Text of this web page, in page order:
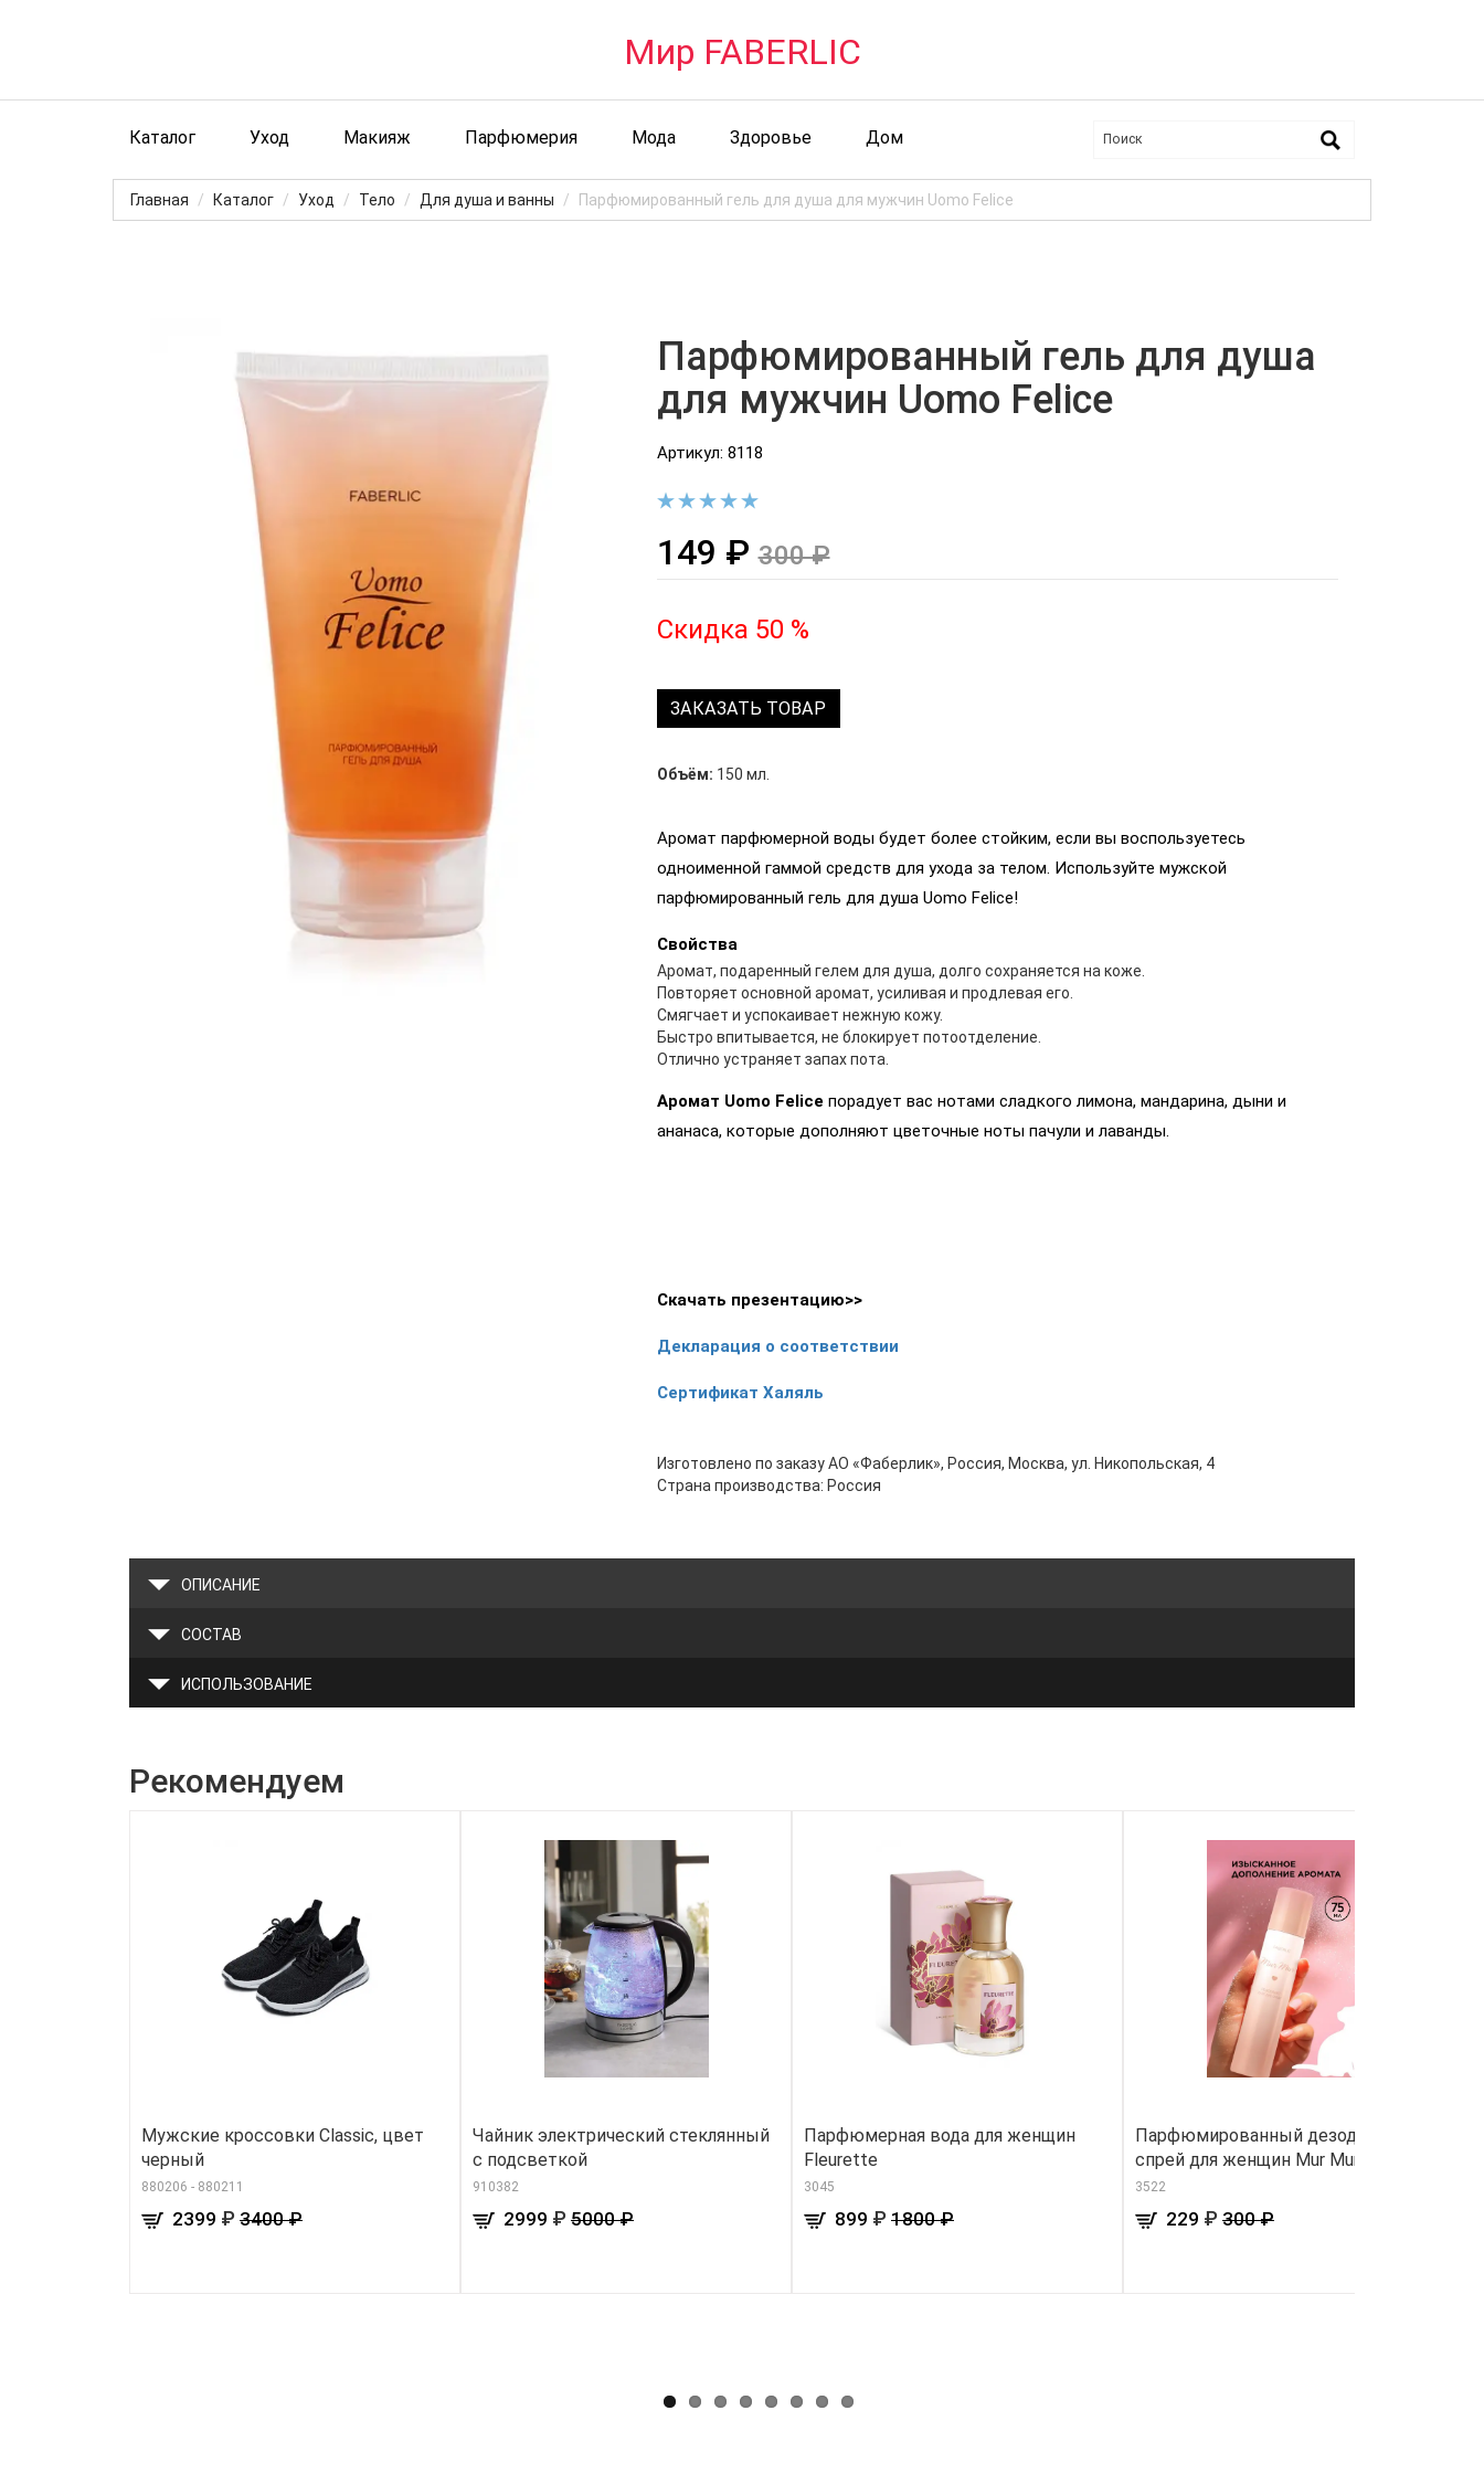
Мир FABERLIC
Каталог Уход Макияж Парфюмерия Мода Здоровье Дом
Главная Каталог Уход Тело Для душа и ванны Парфюмированный гель для душа для мужчин Uomo Felice
Парфюмированный гель для душа
для мужчин Uomo Felice
Артикул: 8118
149 ₽300 ₽
Скидка 50 %
ЗАКАЗАТЬ ТОВАР
Объём: 150 мл.
Аромат парфюмерной воды будет более стойким, если вы воспользуетесь
одноименной гаммой средств для ухода за телом. Используйте мужской
парфюмированный гель для душа Uomo Felice!
Свойства
Аромат, подаренный гелем для душа, долго сохраняется на коже.
Повторяет основной аромат, усиливая и продлевая его.
Смягчает и успокаивает нежную кожу.
Быстро впитывается, не блокирует потоотделение.
Отлично устраняет запах пота.
Аромат Uomo Felice порадует вас нотами сладкого лимона, мандарина, дыни и
ананаса, которые дополняют цветочные ноты пачули и лаванды.
Скачать презентацию>>
Декларация о соответствии
Сертификат Халяль
Изготовлено по заказу АО «Фаберлик», Россия, Москва, ул. Никопольская, 4
Страна производства: Россия
ОПИСАНИЕ
СОСТАВ
ИСПОЛЬЗОВАНИЕ
Рекомендуем
Мужские кроссовки Classic, цвет
черный
880206 - 880211
2399 ₽ 3400 ₽
Чайник электрический стеклянный
с подсветкой
910382
2999 ₽ 5000 ₽
Парфюмерная вода для женщин
Fleurette
3045
899 ₽ 1800 ₽
Парфюмированный дезодорант-
спрей для женщин Mur Mur
3522
229 ₽ 300 ₽